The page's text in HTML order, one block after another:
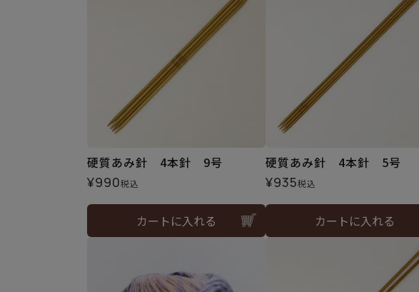
硬質あみ針 4本針 9号
¥990税込
カートに入れる
硬質あみ針 4本針 5号
¥935税込
カートに入れる